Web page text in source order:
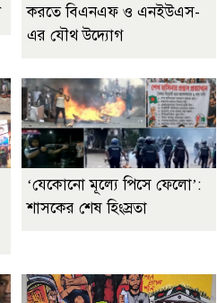
করতে বিএনএফ ও এনইউএস-
এর যৌথ উদ্যোগ
‘যেকোনো মূল্যে পিসে ফেলো’:
শাসকের শেষ হিংস্রতা